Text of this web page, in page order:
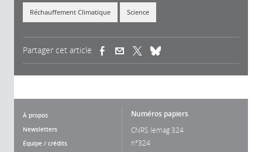
Réchauffement Climatique Science
Partager cet article (link is external)(link is external)
À propos
Newsletters
Équipe / crédits
Numéros papiers
CNRS lemag 324
n°324